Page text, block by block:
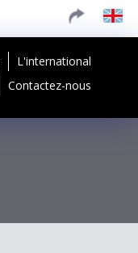
L'international
Contactez-nous